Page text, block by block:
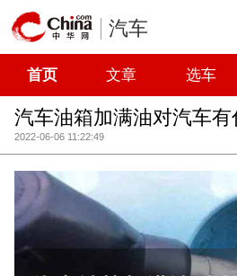
汽车
首页 文章 选车
汽车油箱加满油对汽车有
2022-06-06 11:22:49